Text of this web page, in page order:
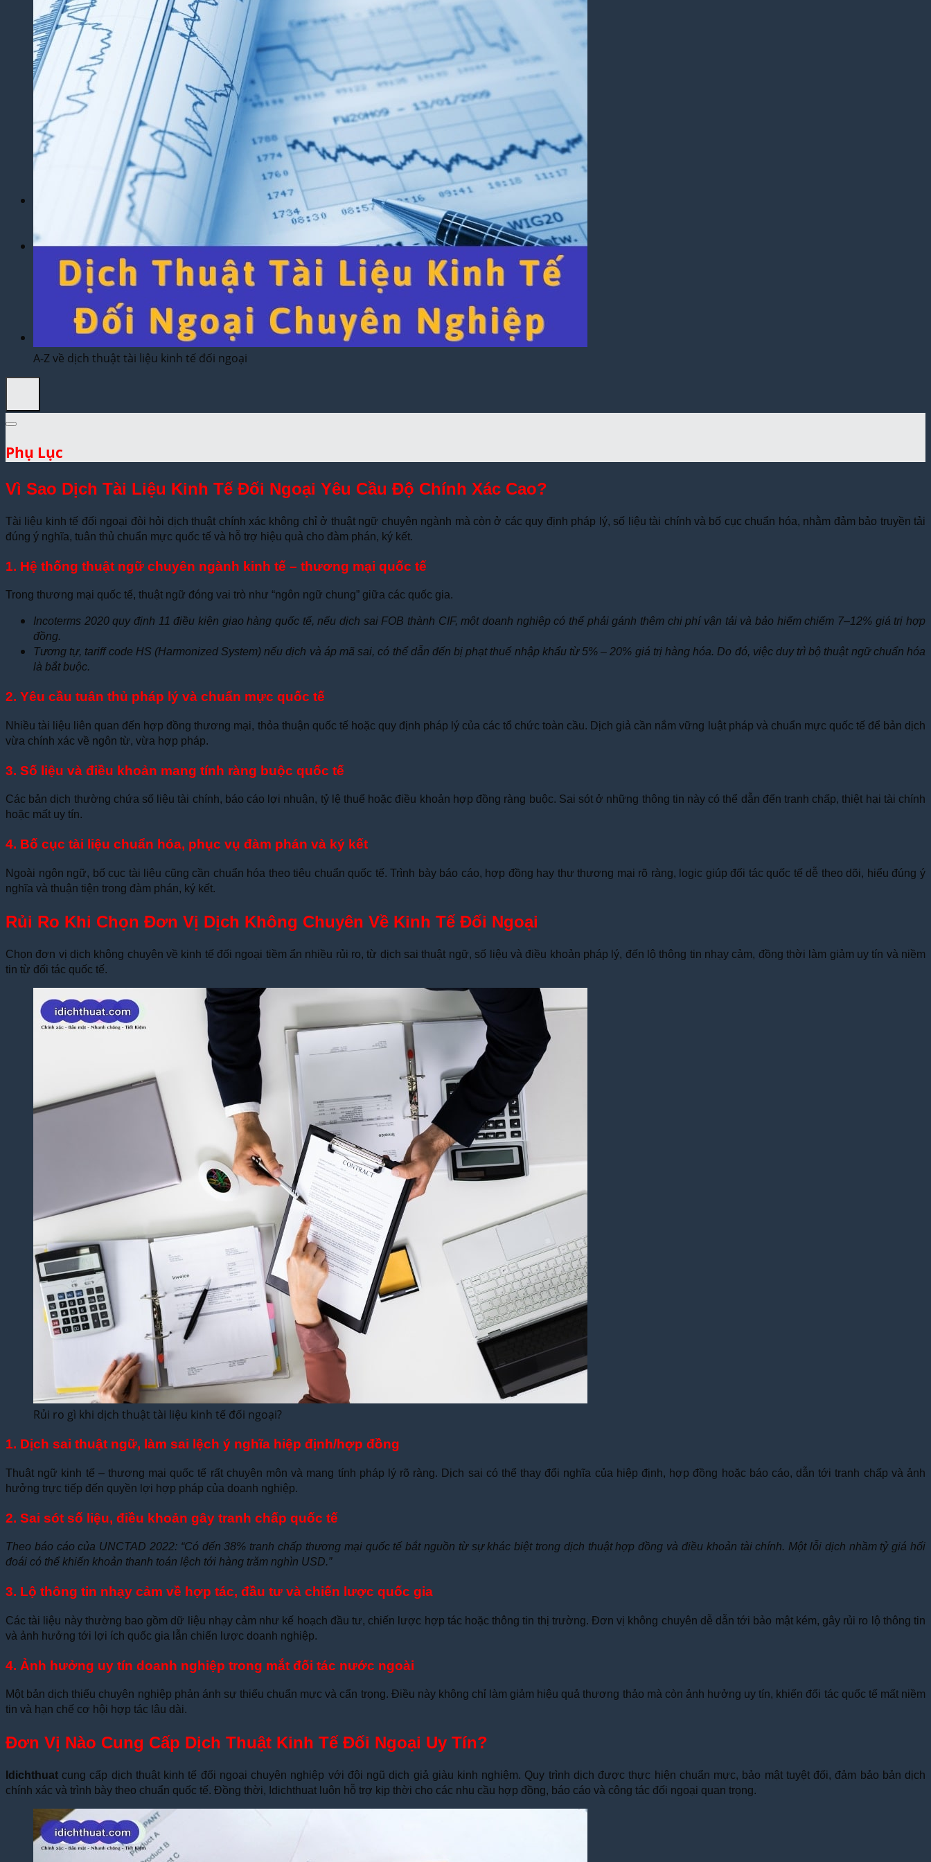
Dịch Thuật Báo Cáo Tài Chính
Dịch Thuật Hợp Đồng Nhanh Chóng
Dịch Thuật Bảng Điểm Học Bạ
Dịch Thuật Giấy Khai Sinh, Hộ Khẩu
Dịch Thuật Đa Ngôn Ngữ
Dịch Thuật Tiếng Anh
Dịch Thuật Tiếng Trung Quốc
Dịch Thuật Tiếng Nhật Bản
Dịch Thuật Tiếng Hàn Quốc
Dịch Thuật Tiếng Pháp
Dịch Thuật Tiếng Đức
Dịch Thuật Tiếng Nga
Dịch Thuật Phim – Phụ Đề Video Clip
Dịch Vụ Hợp Pháp Hóa Lãnh Sự
Blog
Tuyển Dụng
Chia Sẻ Kinh Nghiệm
Góc Tự Học
Mẫu Dịch Thuật
Dịch Thuật Vì Cộng Đồng
Liên Hệ & Thanh toán
A-Z về dịch thuật tài liệu kinh tế đối ngoại
Phụ Lục
Vì Sao Dịch Tài Liệu Kinh Tế Đối Ngoại Yêu Cầu Độ Chính Xác Cao?
Tài liệu kinh tế đối ngoại đòi hỏi dịch thuật chính xác không chỉ ở thuật ngữ chuyên ngành mà còn ở các quy định pháp lý, số liệu tài chính và bố cục chuẩn hóa, nhằm đảm bảo truyền tải
đúng ý nghĩa, tuân thủ chuẩn mực quốc tế và hỗ trợ hiệu quả cho đàm phán, ký kết.
1. Hệ thống thuật ngữ chuyên ngành kinh tế – thương mại quốc tế
Trong thương mại quốc tế, thuật ngữ đóng vai trò như “ngôn ngữ chung” giữa các quốc gia.
Incoterms 2020 quy định 11 điều kiện giao hàng quốc tế, nếu dịch sai FOB thành CIF, một doanh nghiệp có thể phải gánh thêm chi phí vận tải và bảo hiểm chiếm 7–12% giá trị hợp
đồng.
Tương tự, tariff code HS (Harmonized System) nếu dịch và áp mã sai, có thể dẫn đến bị phạt thuế nhập khẩu từ 5% – 20% giá trị hàng hóa. Do đó, việc duy trì bộ thuật ngữ chuẩn hóa
là bắt buộc.
2. Yêu cầu tuân thủ pháp lý và chuẩn mực quốc tế
Nhiều tài liệu liên quan đến hợp đồng thương mại, thỏa thuận quốc tế hoặc quy định pháp lý của các tổ chức toàn cầu. Dịch giả cần nắm vững luật pháp và chuẩn mực quốc tế để bản dịch
vừa chính xác về ngôn từ, vừa hợp pháp.
3. Số liệu và điều khoản mang tính ràng buộc quốc tế
Các bản dịch thường chứa số liệu tài chính, báo cáo lợi nhuận, tỷ lệ thuế hoặc điều khoản hợp đồng ràng buộc. Sai sót ở những thông tin này có thể dẫn đến tranh chấp, thiệt hại tài chính
hoặc mất uy tín.
4. Bố cục tài liệu chuẩn hóa, phục vụ đàm phán và ký kết
Ngoài ngôn ngữ, bố cục tài liệu cũng cần chuẩn hóa theo tiêu chuẩn quốc tế. Trình bày báo cáo, hợp đồng hay thư thương mại rõ ràng, logic giúp đối tác quốc tế dễ theo dõi, hiểu đúng ý
nghĩa và thuận tiện trong đàm phán, ký kết.
Rủi Ro Khi Chọn Đơn Vị Dịch Không Chuyên Về Kinh Tế Đối Ngoại
Chọn đơn vị dịch không chuyên về kinh tế đối ngoại tiềm ẩn nhiều rủi ro, từ dịch sai thuật ngữ, số liệu và điều khoản pháp lý, đến lộ thông tin nhạy cảm, đồng thời làm giảm uy tín và niềm
tin từ đối tác quốc tế.
Rủi ro gì khi dịch thuật tài liệu kinh tế đối ngoại?
1. Dịch sai thuật ngữ, làm sai lệch ý nghĩa hiệp định/hợp đồng
Thuật ngữ kinh tế – thương mại quốc tế rất chuyên môn và mang tính pháp lý rõ ràng. Dịch sai có thể thay đổi nghĩa của hiệp định, hợp đồng hoặc báo cáo, dẫn tới tranh chấp và ảnh
hưởng trực tiếp đến quyền lợi hợp pháp của doanh nghiệp.
2. Sai sót số liệu, điều khoản gây tranh chấp quốc tế
Theo báo cáo của UNCTAD 2022: “Có đến 38% tranh chấp thương mại quốc tế bắt nguồn từ sự khác biệt trong dịch thuật hợp đồng và điều khoản tài chính. Một lỗi dịch nhầm tỷ giá hối
đoái có thể khiến khoản thanh toán lệch tới hàng trăm nghìn USD.”
3. Lộ thông tin nhạy cảm về hợp tác, đầu tư và chiến lược quốc gia
Các tài liệu này thường bao gồm dữ liệu nhạy cảm như kế hoạch đầu tư, chiến lược hợp tác hoặc thông tin thị trường. Đơn vị không chuyên dễ dẫn tới bảo mật kém, gây rủi ro lộ thông tin
và ảnh hưởng tới lợi ích quốc gia lẫn chiến lược doanh nghiệp.
4. Ảnh hưởng uy tín doanh nghiệp trong mắt đối tác nước ngoài
Một bản dịch thiếu chuyên nghiệp phản ánh sự thiếu chuẩn mực và cẩn trọng. Điều này không chỉ làm giảm hiệu quả thương thảo mà còn ảnh hưởng uy tín, khiến đối tác quốc tế mất niềm
tin và hạn chế cơ hội hợp tác lâu dài.
Đơn Vị Nào Cung Cấp Dịch Thuật Kinh Tế Đối Ngoại Uy Tín?
Idichthuat cung cấp dịch thuật kinh tế đối ngoại chuyên nghiệp với đội ngũ dịch giả giàu kinh nghiệm. Quy trình dịch được thực hiện chuẩn mực, bảo mật tuyệt đối, đảm bảo bản dịch
chính xác và trình bày theo chuẩn quốc tế. Đồng thời, Idichthuat luôn hỗ trợ kịp thời cho các nhu cầu hợp đồng, báo cáo và công tác đối ngoại quan trọng.